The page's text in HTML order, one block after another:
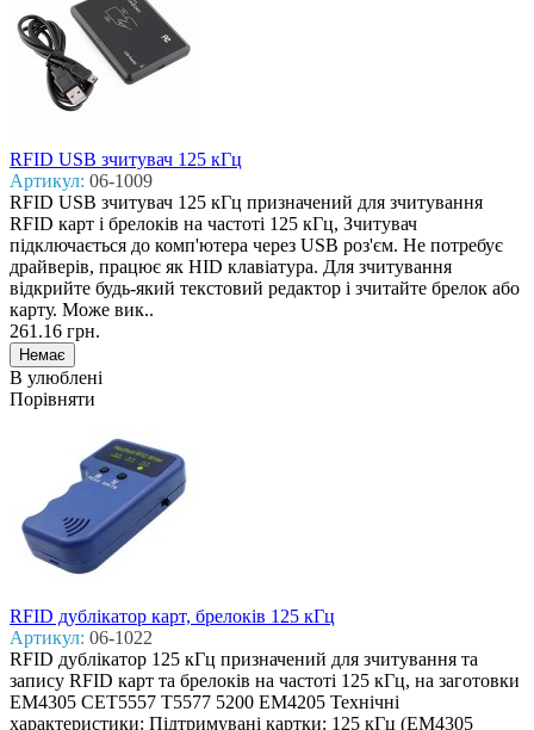
RFID USB зчитувач 125 кГц
Артикул: 06-1009
RFID USB зчитувач 125 кГц призначений для зчитування
RFID карт і брелоків на частоті 125 кГц, Зчитувач
підключається до комп'ютера через USB роз'єм. Не потребує
драйверів, працює як HID клавіатура. Для зчитування
відкрийте будь-який текстовий редактор і зчитайте брелок або
карту. Може вик..
261.16 грн.
В улюблені
Порівняти
RFID дублікатор карт, брелоків 125 кГц
Артикул: 06-1022
RFID дублікатор 125 кГц призначений для зчитування та
запису RFID карт та брелоків на частоті 125 кГц, на заготовки
EM4305 CET5557 T5577 5200 EM4205 Технічні
характеристики: Підтримувані картки: 125 кГц (EM4305